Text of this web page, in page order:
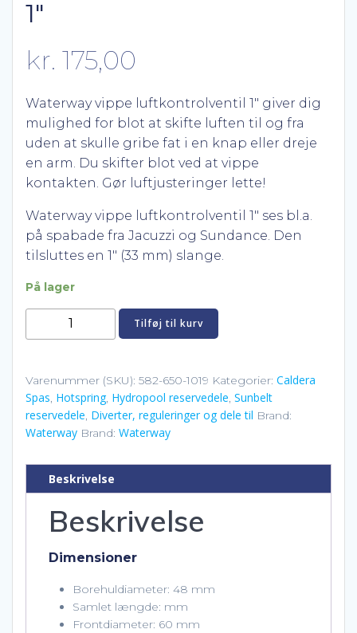
1″
kr. 175,00
Waterway vippe luftkontrolventil 1″ giver dig
mulighed for blot at skifte luften til og fra
uden at skulle gribe fat i en knap eller dreje
en arm. Du skifter blot ved at vippe
kontakten. Gør luftjusteringer lette!
Waterway vippe luftkontrolventil 1″ ses bl.a.
på spabade fra Jacuzzi og Sundance. Den
tilsluttes en 1″ (33 mm) slange.
På lager
Waterway
vippe
1"
antal
Tilføj til kurv
Varenummer (SKU): 582-650-1019 Kategorier: Caldera
Spas, Hotspring, Hydropool reservedele, Sunbelt
reservedele, Diverter, reguleringer og dele til Brand:
Waterway Brand: Waterway
Beskrivelse
Beskrivelse
Dimensioner
Borehuldiameter: 48 mm
Samlet længde: mm
Frontdiameter: 60 mm